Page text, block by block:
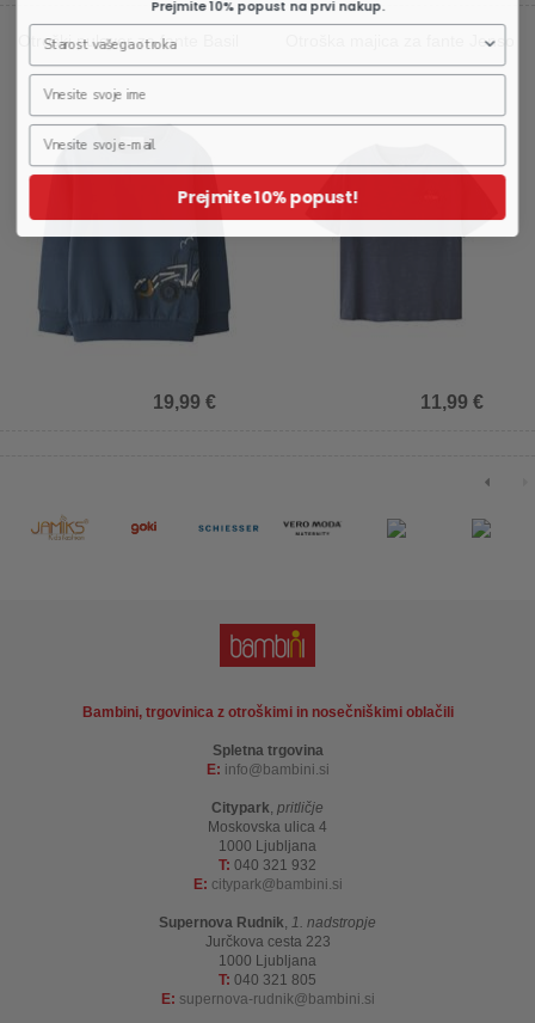
Otroški pulover za fante Basil
19,99 €
Otroška majica za fante Jenso
11,99 €
Bambini, trgovinica z otroškimi in nosečniškimi oblačili
Spletna trgovina
E: info bambini.si
Citypark, pritličje
Moskovska ulica 4
1000 Ljubljana
T: 040 321 932
E: citypark bambini.si
Supernova Rudnik, 1. nadstropje
Jurčkova cesta 223
1000 Ljubljana
T: 040 321 805
E: supernova-rudnik bambini.si
Prejmite 10% popust na prvi nakup.
Prejmite 10% popust!